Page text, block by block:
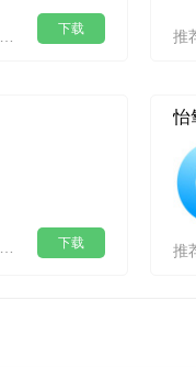
下载 推
下载
怡
推